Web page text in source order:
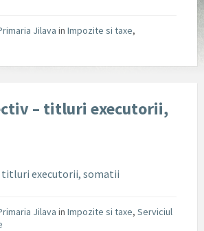
Jilava in Impozite si taxe,
– titluri executorii,
titluri executorii, somatii
Jilava in Impozite si taxe, Serviciul